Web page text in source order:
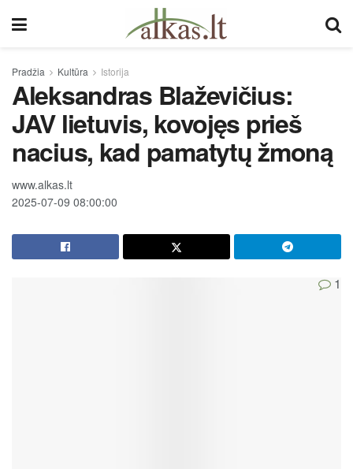
Pradžia Kultūra Istorija
Aleksandras Blaževičius:
JAV lietuvis, kovojęs prieš
nacius, kad pamatytų žmoną
www.alkas.lt
2025-07-09 08:00:00
1